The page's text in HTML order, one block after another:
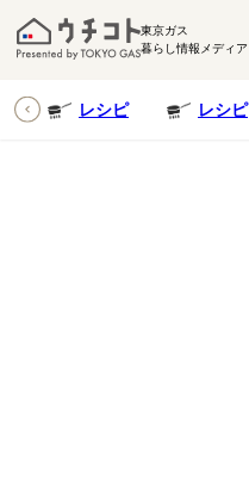
東京ガス
暮らし情報メディア
レシピ レシピ